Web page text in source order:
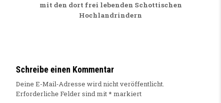
mit den dort frei lebenden Schottischen
Hochlandrindern
Schreibe einen Kommentar
Deine E-Mail-Adresse wird nicht veröffentlicht.
Erforderliche Felder sind mit* markiert